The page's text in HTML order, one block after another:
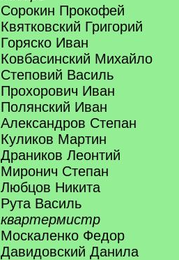
Сорокин Прокофей
Квятковский Григорий
Горяско Иван
Ковбасинский Михайло
Степовий Василь
Прохорович Иван
Полянский Иван
Александров Степан
Куликов Мартин
Драников Леонтий
Миронич Степан
Любцов Никита
Рута Василь
квартермистр
Москаленко Федор
Давидовский Данила